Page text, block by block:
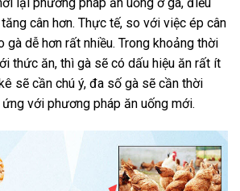
cân hơn. Thực tế, so với việc ép cân
gà dễ hơn rất nhiều. Trong khoảng thời
thức ăn, thì gà sẽ có dấu hiệu ăn rất ít
sẽ cần chú ý, đa số gà sẽ cần thời
với phương pháp ăn uống mới.